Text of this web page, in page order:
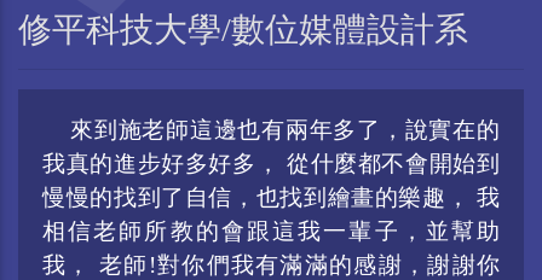
修平科技大學/數位媒體設計系
來到施老師這邊也有兩年多了，說實在的
我真的進步好多好多， 從什麼都不會開始到
慢慢的找到了自信，也找到繪畫的樂趣， 我
相信老師所教的會跟這我一輩子，並幫助
我， 老師!對你們我有滿滿的感謝，謝謝你